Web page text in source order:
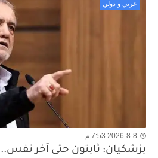
عربي و دولي
2026-8-8 7:53 م
بزشكيان: ثابتون حتى آخر